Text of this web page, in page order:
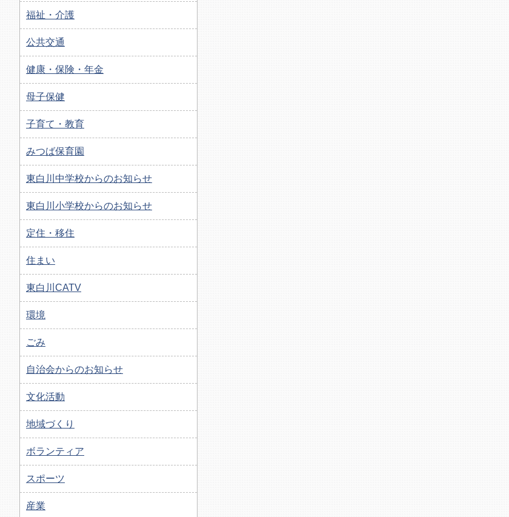
福祉・介護
公共交通
健康・保険・年金
母子保健
子育て・教育
みつば保育園
東白川中学校からのお知らせ
東白川小学校からのお知らせ
定住・移住
住まい
東白川CATV
環境
ごみ
自治会からのお知らせ
文化活動
地域づくり
ボランティア
スポーツ
産業